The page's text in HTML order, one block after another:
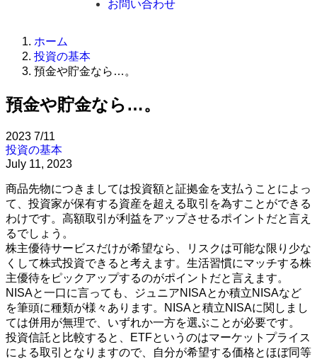
お問い合わせ
ホーム
投資の基本
預金や貯金なら…。
預金や貯金なら…。
2023 7/11
投資の基本
July 11, 2023
商品先物につきましては投資額と証拠金を支払うことによっ
て、投資家が保有する資産を超える取引を為すことができる
わけです。高額取引が利益をアップさせるポイントだと言え
るでしょう。
株主優待サービスだけが希望なら、リスクは可能な限り少な
くして株式投資できると考えます。生活習慣にマッチする株
主優待をピックアップするのがポイントだと言えます。
NISAと一口に言っても、ジュニアNISAとか積立NISAなど
を筆頭に種類が様々あります。NISAと積立NISAに関しまし
ては併用が無理で、いずれか一方を選ぶことが必要です。
投資信託と比較すると、ETFというのはマーケットプライス
による取引となりますので、自分が希望する価格とほぼ同等